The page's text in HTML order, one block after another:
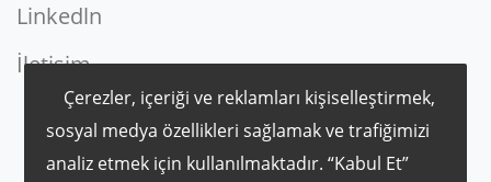
Linkedln
İletişim
Çerezler, içeriği ve reklamları kişiselleştirmek,
sosyal medya özellikleri sağlamak ve trafiğimizi
analiz etmek için kullanılmaktadır. “Kabul Et”